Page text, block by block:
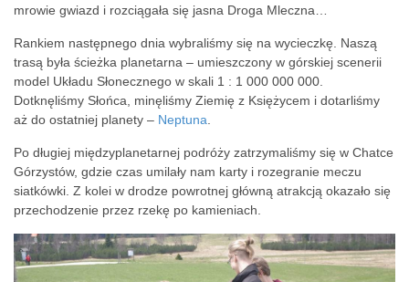
mrowie gwiazd i rozciągała się jasna Droga Mleczna…
Rankiem następnego dnia wybraliśmy się na wycieczkę. Naszą
trasą była ścieżka planetarna – umieszczony w górskiej scenerii
model Układu Słonecznego w skali 1 : 1 000 000 000.
Dotknęliśmy Słońca, minęliśmy Ziemię z Księżycem i dotarliśmy
aż do ostatniej planety – Neptuna
Po długiej międzyplanetarnej podróży zatrzymaliśmy się w Chatce
Górzystów, gdzie czas umilały nam karty i rozegranie meczu
siatkówki. Z kolei w drodze powrotnej główną atrakcją okazało się
przechodzenie przez rzekę po kamieniach.